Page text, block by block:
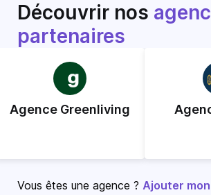
Découvrir nos
partenaires
Agence Greenliving
Vous êtes une agence ? Ajouter